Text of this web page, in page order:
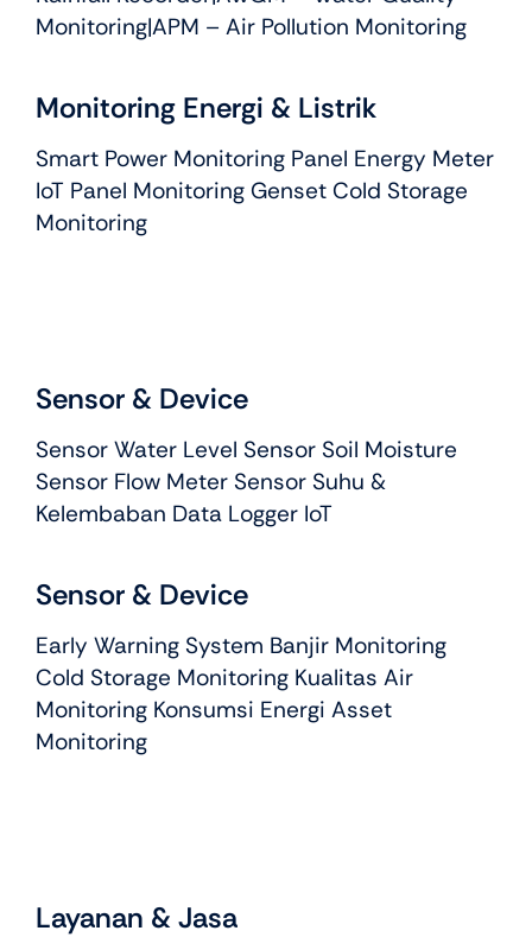
Monitoring|APM – Air Pollution Monitoring
Monitoring Energi & Listrik
Smart Power Monitoring Panel Energy Meter
IoT Panel Monitoring Genset Cold Storage
Monitoring
Sensor & Device
Sensor Water Level Sensor Soil Moisture
Sensor Flow Meter Sensor Suhu &
Kelembaban Data Logger IoT
Sensor & Device
Early Warning System Banjir Monitoring
Cold Storage Monitoring Kualitas Air
Monitoring Konsumsi Energi Asset
Monitoring
Layanan & Jasa